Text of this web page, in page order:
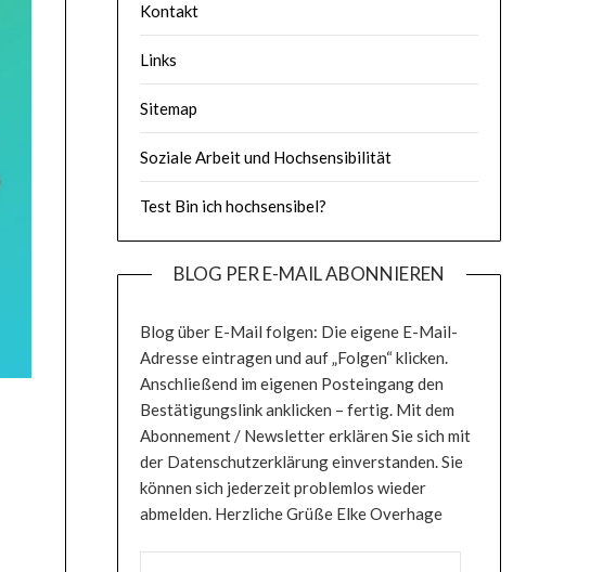
Kontakt
Links
Sitemap
Soziale Arbeit und Hochsensibilität
Test Bin ich hochsensibel?
BLOG PER E-MAIL ABONNIEREN
Blog über E-Mail folgen: Die eigene E-Mail-
Adresse eintragen und auf „Folgen“ klicken.
Anschließend im eigenen Posteingang den
Bestätigungslink anklicken – fertig. Mit dem
Abonnement / Newsletter erklären Sie sich mit
der Datenschutzerklärung einverstanden. Sie
können sich jederzeit problemlos wieder
abmelden. Herzliche Grüße Elke Overhage